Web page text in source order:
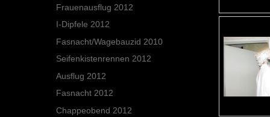
Frauenausflug 2012
I-Dipfele 2012
Fasnacht/Wagebauzid 2010
Seifenkistenrennen 2012
Ausflug 2012
Fasnacht 2012
Chappeobend 2012